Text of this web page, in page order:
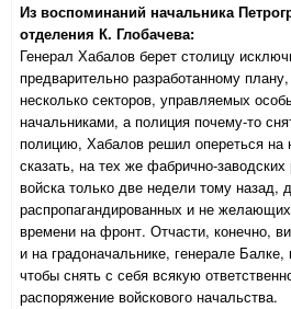
Из воспоминаний начальника
отделения К. Глобачева:
Генерал Хабалов берет столицу
предварительно разработанному
несколько секторов, управляемых
начальниками, а полиция почему-то
полицию, Хабалов решил опереться на
сказать, на тех же фабрично-
войска только две недели тому назад,
распропагандированных и не
времени на фронт. Отчасти, конечно,
и на градоначальнике, генерале
чтобы снять с себя всякую
распоряжение войскового начальства.